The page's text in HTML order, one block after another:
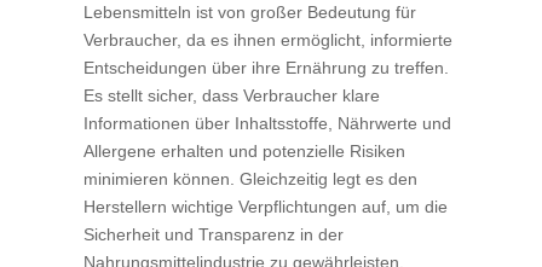
Lebensmitteln ist von großer Bedeutung für
Verbraucher, da es ihnen ermöglicht, informierte
Entscheidungen über ihre Ernährung zu treffen.
Es stellt sicher, dass Verbraucher klare
Informationen über Inhaltsstoffe, Nährwerte und
Allergene erhalten und potenzielle Risiken
minimieren können. Gleichzeitig legt es den
Herstellern wichtige Verpflichtungen auf, um die
Sicherheit und Transparenz in der
Nahrungsmittelindustrie zu gewährleisten.